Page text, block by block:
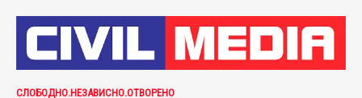
СЛОБОДНО.НЕЗАВИСНО.ОТВОРЕНО